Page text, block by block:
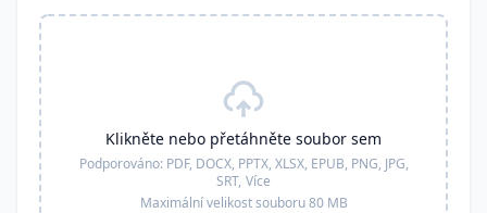
Klikněte nebo přetáhněte soubor sem
Podporováno: PDF, DOCX, PPTX, XLSX, EPUB, PNG, JPG,
SRT, Více
Maximální velikost souboru 80 MB